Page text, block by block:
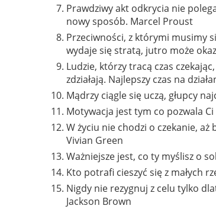
Prawdziwy akt odkrycia nie
nowy sposób. Marcel Proust
Przeciwności, z którymi musimy
wydaje się stratą, jutro może
Ludzie, którzy tracą czas
zdziałają. Najlepszy czas na
Mądrzy ciągle się uczą, głupcy
Motywacja jest tym co pozwala
W życiu nie chodzi o czekanie,
Vivian Green
Ważniejsze jest, co ty myślisz o
Kto potrafi cieszyć się z małych
Nigdy nie rezygnuj z celu tylko
Jackson Brown